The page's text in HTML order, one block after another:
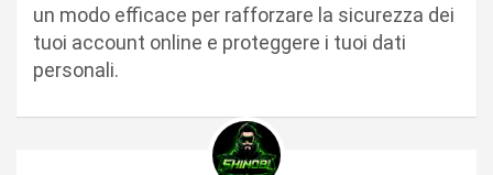
un modo efficace per rafforzare la sicurezza dei
tuoi account online e proteggere i tuoi dati
personali.